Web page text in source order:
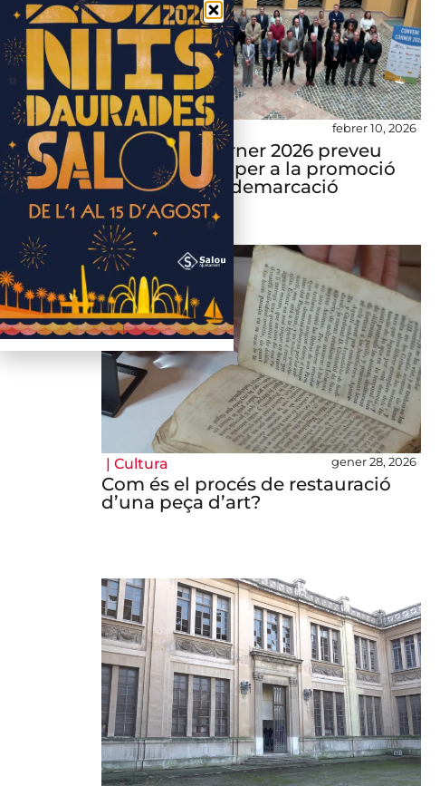
| Turisme febrer 10, 2026
El Conveni Córner 2026 preveu
426.000 euros per a la promoció
turística de la demarcació
| Cultura gener 28, 2026
Com és el procés de restauració
d’una peça d’art?